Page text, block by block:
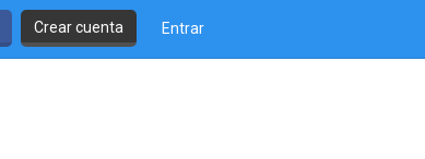
Crear cuenta Entrar